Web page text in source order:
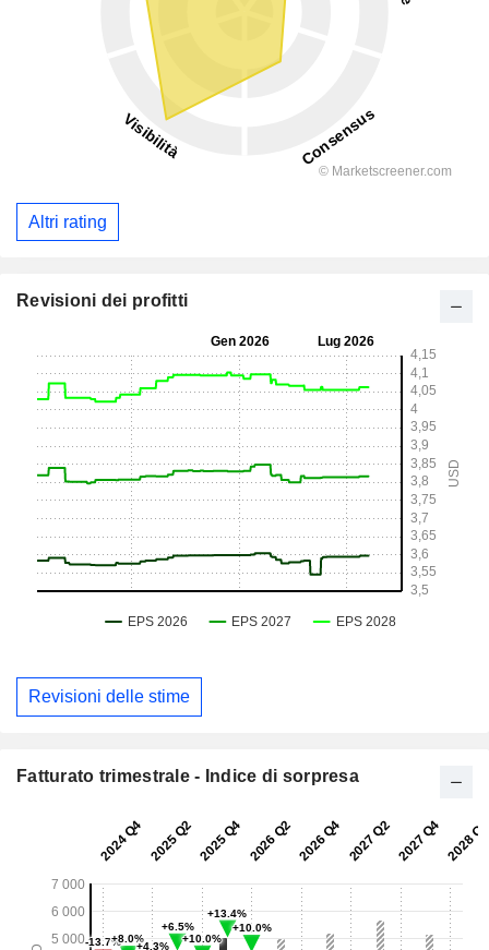
Altri rating
Revisioni dei profitti
Revisioni delle stime
Fatturato trimestrale - Indice di sorpresa